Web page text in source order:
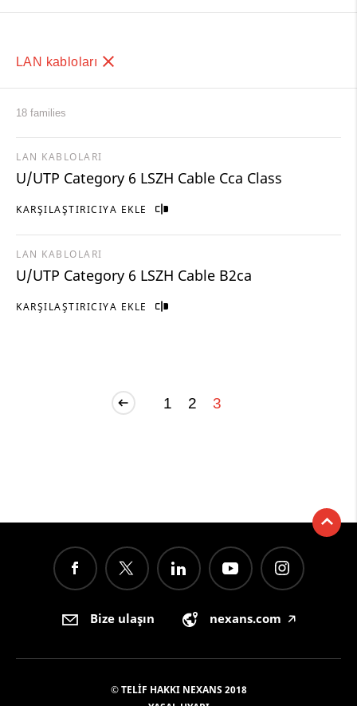
LAN kabloları
18 families
KARŞILAŞTIRICIYA EKLE
LAN KABLOLARI
U/UTP Category 6 LSZH Cable Cca Class
KARŞILAŞTIRICIYA EKLE
LAN KABLOLARI
U/UTP Category 6 LSZH Cable B2ca
1 2 3
Bize ulaşın nexans.com 🡥
© TELIF HAKKI NEXANS 2018